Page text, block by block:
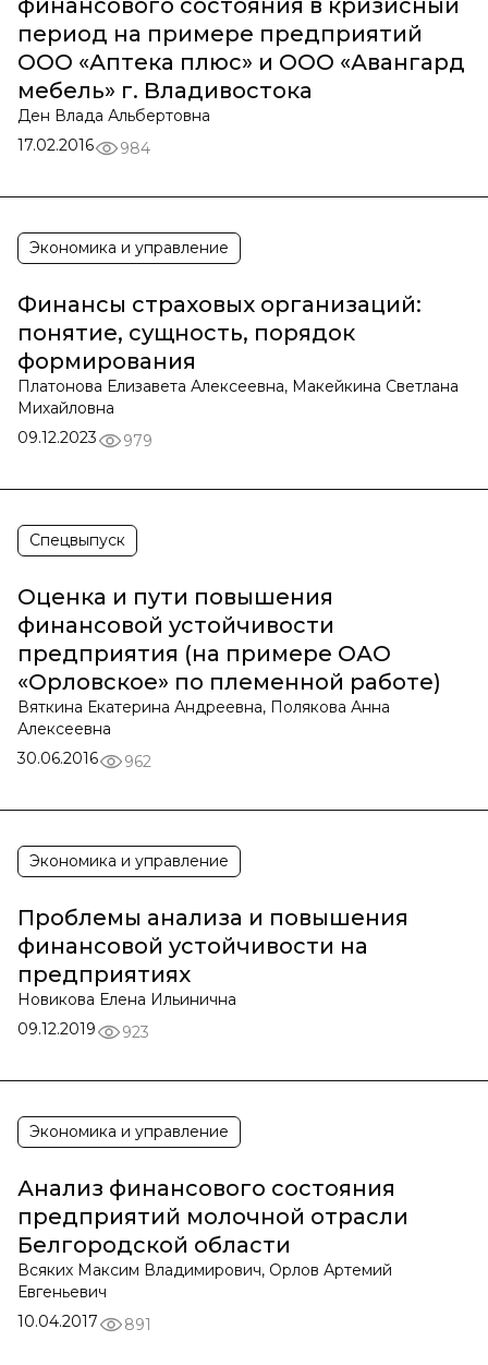
финансового состояния в кризисный
период на примере предприятий
ООО «Аптека плюс» и ООО «Авангард
мебель» г. Владивостока
Ден Влада Альбертовна
17.02.2016
984
Экономика и управление
Финансы страховых организаций:
понятие, сущность, порядок
формирования
Платонова Елизавета Алексеевна, Макейкина Светлана
Михайловна
09.12.2023
979
Спецвыпуск
Оценка и пути повышения
финансовой устойчивости
предприятия (на примере ОАО
«Орловское» по племенной работе)
Вяткина Екатерина Андреевна, Полякова Анна
Алексеевна
30.06.2016
962
Экономика и управление
Проблемы анализа и повышения
финансовой устойчивости на
предприятиях
Новикова Елена Ильинична
09.12.2019
923
Экономика и управление
Анализ финансового состояния
предприятий молочной отрасли
Белгородской области
Всяких Максим Владимирович, Орлов Артемий
Евгеньевич
10.04.2017
891